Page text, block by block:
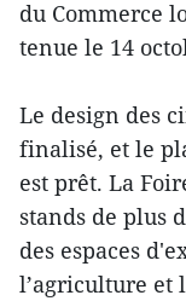
du Commerce
tenue le 14
Le design des
finalisé, et le
est prêt. La
stands de plus
des espaces
l’agriculture et